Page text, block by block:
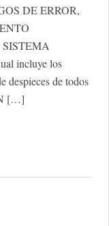
DE ERROR,
incluye los
despieces de todos
[…]